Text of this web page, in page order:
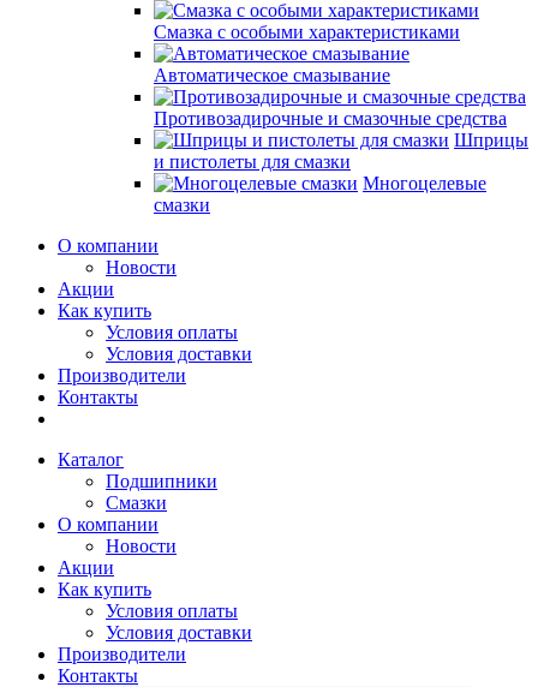
Смазка с особыми характеристиками
Автоматическое смазывание
Противозадирочные и смазочные средства
Шприцы
и пистолеты для смазки
Многоцелевые
смазки
О компании
Новости
Акции
Как купить
Условия оплаты
Условия доставки
Производители
Контакты
Каталог
Подшипники
Смазки
О компании
Новости
Акции
Как купить
Условия оплаты
Условия доставки
Производители
Контакты